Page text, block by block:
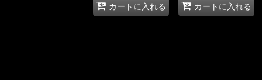
カートに入れる カートに入れる